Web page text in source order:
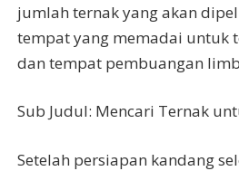
jumlah ternak yang akan
tempat yang memadai untuk
dan tempat pembuangan
Sub Judul: Mencari Ternak
Setelah persiapan kandang